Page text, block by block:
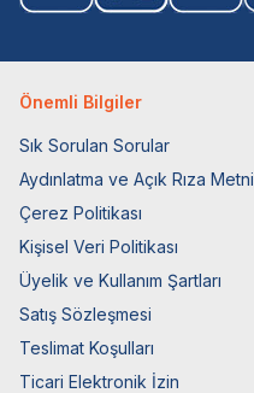
Önemli Bilgiler
Sık Sorulan Sorular
Aydınlatma ve Açık Rıza Metni
Çerez Politikası
Kişisel Veri Politikası
Üyelik ve Kullanım Şartları
Satış Sözleşmesi
Teslimat Koşulları
Ticari Elektronik İzin